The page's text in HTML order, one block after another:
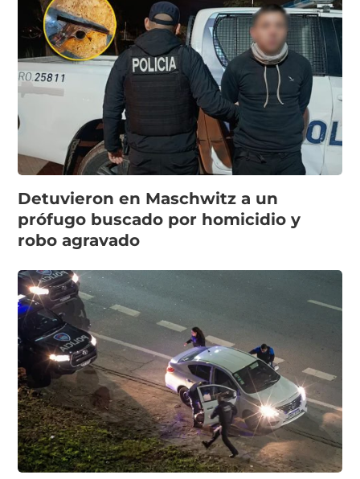
Detuvieron en Maschwitz a un
prófugo buscado por homicidio y
robo agravado